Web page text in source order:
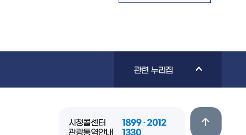
관련 누리집
시청콜센터
1899 · 2012
관광통역안내
1330